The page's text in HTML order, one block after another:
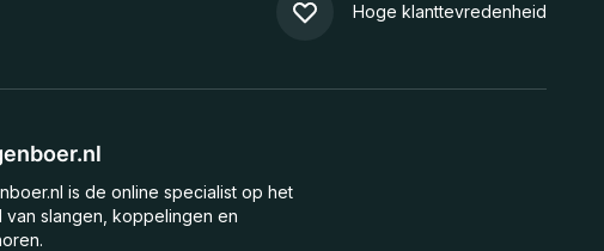
Hoge klanttevredenheid
is de online specialist op het
van slangen, koppelingen en